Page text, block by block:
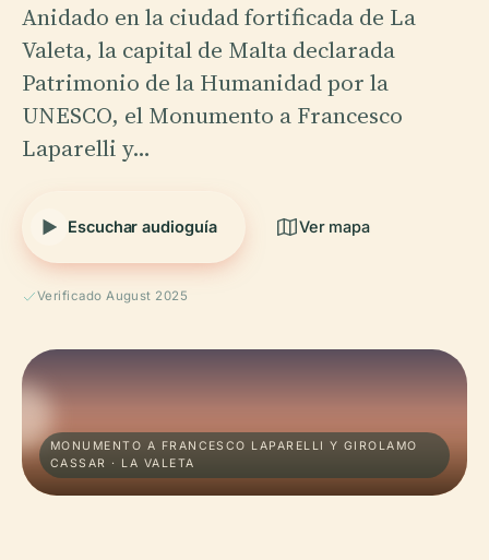
Anidado en la ciudad fortificada de La
Valeta, la capital de Malta declarada
Patrimonio de la Humanidad por la
UNESCO, el Monumento a Francesco
Laparelli y…
Escuchar audioguía Ver mapa
Verificado August 2025
MONUMENTO A FRANCESCO LAPARELLI Y GIROLAMO
CASSAR · LA VALETA